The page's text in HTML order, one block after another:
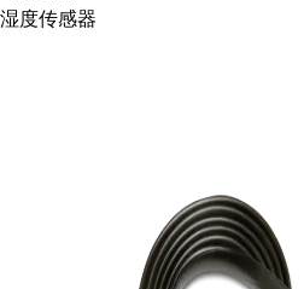
湿度传感器